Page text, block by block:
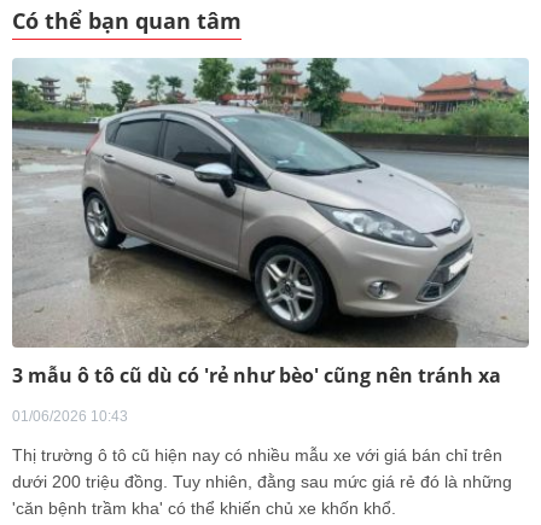
Có thể bạn quan tâm
3 mẫu ô tô cũ dù có 'rẻ như bèo' cũng nên tránh xa
01/06/2026 10:43
Thị trường ô tô cũ hiện nay có nhiều mẫu xe với giá bán chỉ trên
dưới 200 triệu đồng. Tuy nhiên, đằng sau mức giá rẻ đó là những
'căn bệnh trầm kha' có thể khiến chủ xe khốn khổ.